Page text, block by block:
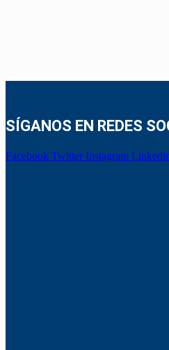
SÍGANOS EN REDES
Facebook Twitter Instagram